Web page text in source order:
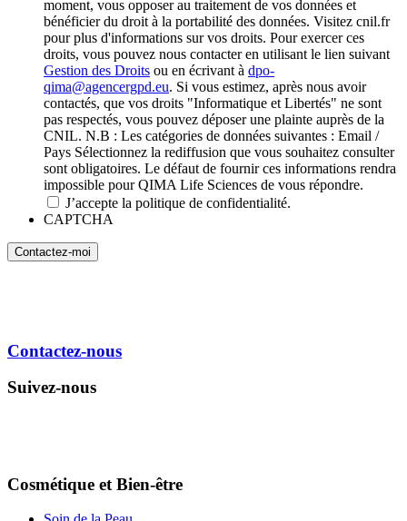
moment, vous opposer au traitement de vos données et
bénéficier du droit à la portabilité des données. Visitez cnil.fr
pour plus d'informations sur vos droits. Pour exercer ces
droits, vous pouvez nous contacter en utilisant le lien suivant
Gestion des Droits ou en écrivant à dpo-
qima@agencergpd.eu. Si vous estimez, après nous avoir
contactés, que vos droits "Informatique et Libertés" ne sont
pas respectés, vous pouvez déposer une plainte auprès de la
CNIL. N.B : Les catégories de données suivantes : Email /
Pays Sélectionnez la rediffusion que vous souhaitez consulter
sont obligatoires. Le défaut de fournir ces informations rendra
impossible pour QIMA Life Sciences de vous répondre.
J’accepte la politique de confidentialité.
CAPTCHA
Contactez-moi
Suivez-nous
Anti-âge et vieillissement cutané
Pigmentation cutanée
Microbiote cutané